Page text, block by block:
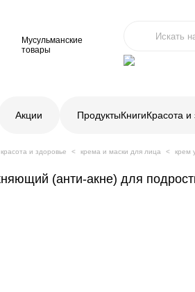
Мусульманские
товары
Акции ПродуктыКнигиКрасота и
красота и здоровье крема и маски для лица крем